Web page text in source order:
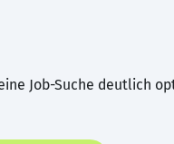
Job-Suche deutlich